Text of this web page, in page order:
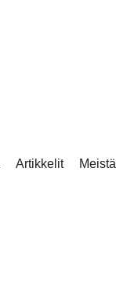
Artikkelit Meistä